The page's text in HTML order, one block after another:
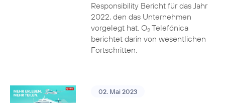
Responsibility Bericht für das Jahr
2022, den das Unternehmen
vorgelegt hat. O2Telefónica
berichtet darin von wesentlichen
Fortschritten.
02. Mai 2023